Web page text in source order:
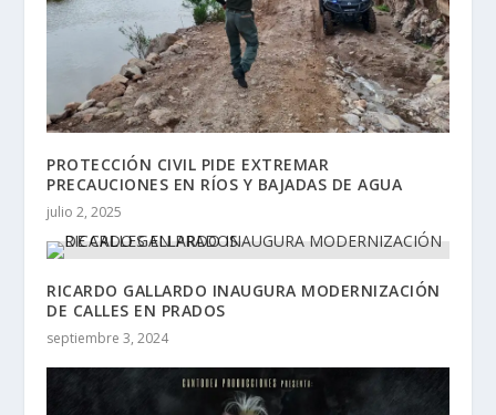
PROTECCIÓN CIVIL PIDE EXTREMAR
PRECAUCIONES EN RÍOS Y BAJADAS DE AGUA
julio 2, 2025
RICARDO GALLARDO INAUGURA MODERNIZACIÓN
DE CALLES EN PRADOS
septiembre 3, 2024